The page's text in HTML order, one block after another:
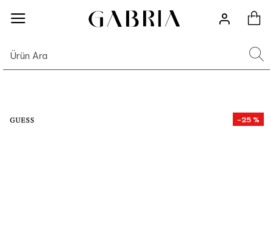
-25 %